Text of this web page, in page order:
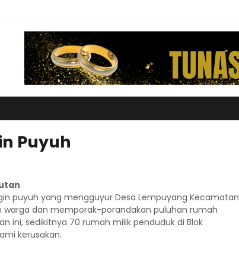
Puyuh
puyuh yang mengguyur Desa Lempuyang Kecamatan
dan memporak-porandakan puluhan rumah
ini, sedikitnya 70 rumah milik penduduk di Blok
kerusakan.